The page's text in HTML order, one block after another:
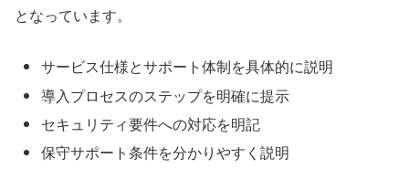
となっています。
サービス仕様とサポート体制を具体的に説明
導入プロセスのステップを明確に提示
セキュリティ要件への対応を明記
保守サポート条件を分かりやすく説明